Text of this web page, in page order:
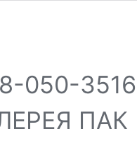
050-
ПАК